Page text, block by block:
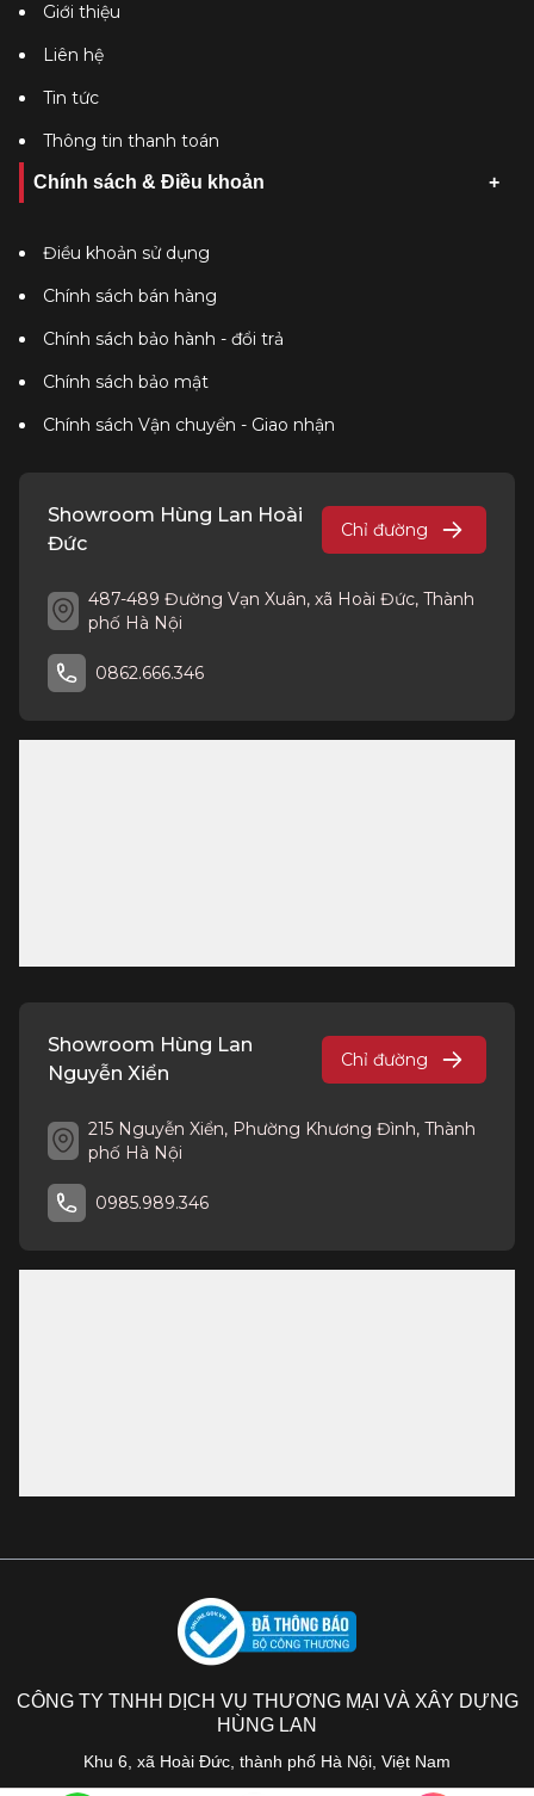
Giới thiệu
Liên hệ
Tin tức
Thông tin thanh toán
Chính sách & Điều khoản
Điều khoản sử dụng
Chính sách bán hàng
Chính sách bảo hành - đổi trả
Chính sách bảo mật
Chính sách Vận chuyển - Giao nhận
Showroom Hùng Lan Hoài
Đức
Chỉ đường
487-489 Đường Vạn Xuân, xã Hoài Đức, Thành
phố Hà Nội
0862.666.346
Showroom Hùng Lan
Nguyễn Xiển
Chỉ đường
215 Nguyễn Xiển, Phường Khương Đình, Thành
phố Hà Nội
0985.989.346
CÔNG TY TNHH DỊCH VỤ THƯƠNG MẠI VÀ XÂY DỰNG
HÙNG LAN
Khu 6, xã Hoài Đức, thành phố Hà Nội, Việt Nam